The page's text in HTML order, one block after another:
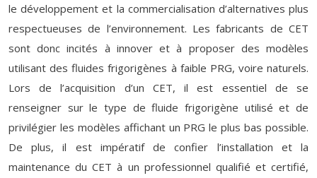
le développement et la commercialisation d’alternatives plus
respectueuses de l’environnement. Les fabricants de CET
sont donc incités à innover et à proposer des modèles
utilisant des fluides frigorigènes à faible PRG, voire naturels.
Lors de l’acquisition d’un CET, il est essentiel de se
renseigner sur le type de fluide frigorigène utilisé et de
privilégier les modèles affichant un PRG le plus bas possible.
De plus, il est impératif de confier l’installation et la
maintenance du CET à un professionnel qualifié et certifié,